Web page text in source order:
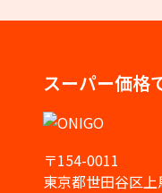
スーパー価格
〒154-0011
東京都世田谷区